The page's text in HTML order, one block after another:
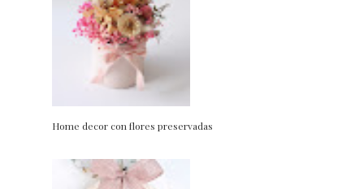
Home decor con flores preservadas